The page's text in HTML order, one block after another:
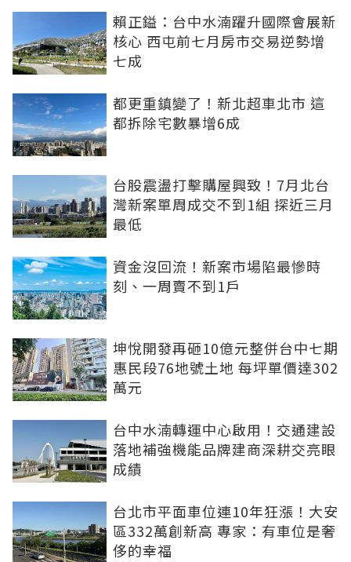
賴正鎰：台中水湳躍升國際會展新
核心 西屯前七月房市交易逆勢增
七成
都更重鎮變了！新北超車北市 這
都拆除宅數暴增6成
台股震盪打擊購屋興致！7月北台
灣新案單周成交不到1組 探近三月
最低
資金沒回流！新案市場陷最慘時
刻、一周賣不到1戶
坤悅開發再砸10億元整併台中七期
惠民段76地號土地 每坪單價達302
萬元
台中水湳轉運中心啟用！交通建設
落地補強機能品牌建商深耕交亮眼
成績
台北市平面車位連10年狂漲！大安
區332萬創新高 專家：有車位是奢
侈的幸福